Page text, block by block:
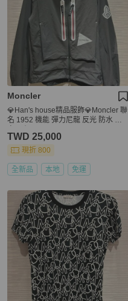
Moncler
💎Han's house精品服飾💎Moncler 聯
名 1952 機能 彈力尼龍 反光 防水 風
TWD 25,000
現折 800
全新品 本地 免運